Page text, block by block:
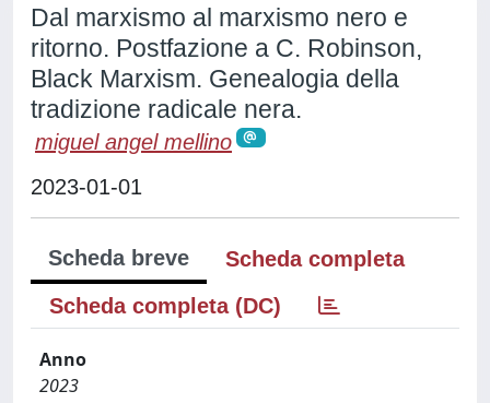
Dal marxismo al marxismo nero e
ritorno. Postfazione a C. Robinson,
Black Marxism. Genealogia della
tradizione radicale nera.
miguel angel mellino
2023-01-01
Scheda breve
Scheda completa
Scheda completa (DC)
Anno
2023